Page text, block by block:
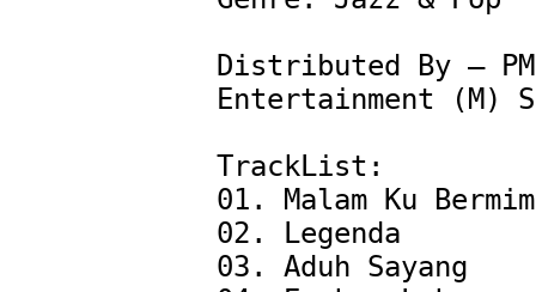
Distributed By –
Entertainment (M)
TrackList:
01. Malam Ku
02. Legenda
03. Aduh Sayang